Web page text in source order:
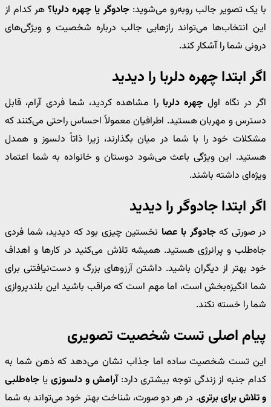
با یک تصویر جالب روبه‌رو می‌شوید:جادوگر یا چهره دلربا؟هر کدام از
این انتخاب‌ها می‌تواند رازهایی جالب درباره شخصیت و ویژگی‌های
درونی شما را آشکار کند.
اگر ابتدا چهره دلربا را دیدید
اگر در نگاه اول چهره دلربا را مشاهده کردید، شما فردی آرام، قابل
دسترس و مهربان هستید. اطرافیان معمولاً احساس راحتی می‌کنند که
مشکلات خود را با شما در میان بگذارند، زیرا ذاتاً دلسوز و همدل
هستید. این ویژگی باعث می‌شود دوستان و خانواده به شما اعتماد
ویژه‌ای داشته باشند.
اگر ابتدا جادوگر را دیدید
در صورتی کهجادوگر با عصا نخستین چیزی بود که دیدید، شما فردی
جاه‌طلب و پرانرژی هستید. همیشه تلاش می‌کنید در کارها و اهداف
خود بهتر از دیگران باشید. داشتن آرزوهای بزرگ و دست‌نیافتنی برای
شما انگیزه‌بخش است، اما مهم است که مراقب باشید این بلندپروازی
شما را خسته نکند.
پیام اصلی تست شخصیت تصویری
این تست شخصیت ساده اما جذاب نشان می‌دهد که ذهن شما به
کدام جنبه از زندگی توجه بیشتری دارد:آرامش و دلسوزی یا جاه‌طلبی
و تلاش برای برتری. در هر دو صورت، شناخت بهتر خود می‌تواند به شما